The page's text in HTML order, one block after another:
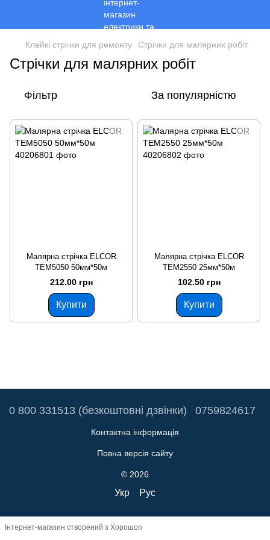
Клейкі стрічки для ремонту Стрічки для малярних робіт
Стрічки для малярних робіт
Фільтр За популярністю
Малярна стрічка ELCOR
TEM5050 50мм*50м
212.00 грн
Купити
Малярна стрічка ELCOR
TEM2550 25мм*50м
102.50 грн
Купити
0 800 331513 (безкоштовні дзвінки) 0759824617
Контактна інформація
Повна версія сайту
© 2026
Укр Рус
Інтернет-магазин створений з Хорошоп